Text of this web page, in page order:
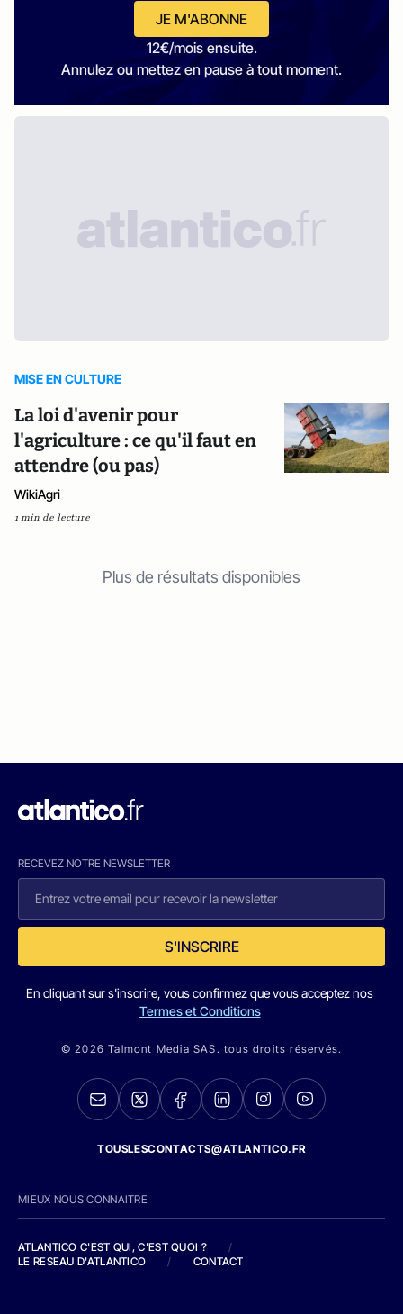
JE M'ABONNE
12€/mois ensuite.
Annulez ou mettez en pause à tout moment.
MISE EN CULTURE
La loi d'avenir pour
l'agriculture : ce qu'il faut en
attendre (ou pas)
WikiAgri
1 min de lecture
Plus de résultats disponibles
RECEVEZ NOTRE NEWSLETTER
S'INSCRIRE
En cliquant sur s'inscrire, vous confirmez que vous acceptez nos
Termes et Conditions
© 2026 Talmont Media SAS. tous droits réservés.
TOUSLESCONTACTS@ATLANTICO.FR
MIEUX NOUS CONNAITRE
ATLANTICO C'EST QUI, C'EST QUOI ?
/
LE RESEAU D'ATLANTICO
/ CONTACT